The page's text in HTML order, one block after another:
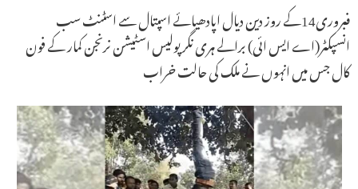
فبروری14کے روز دین دیال اپادھیائے اسپتال سے اسٹنٹ سب
انسپکٹر(اے ایس ائی) برالے ہری نگر پولیس اسٹیشن نرنجن کمار کے فون
کال جس میں انہوں نے ملک کی حالت خراب